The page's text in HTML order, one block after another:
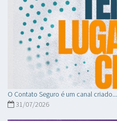
O Contato Seguro é um canal criado...
31/07/2026